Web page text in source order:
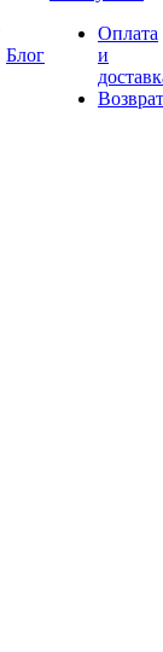
Блог
Оплата
и
Возврат